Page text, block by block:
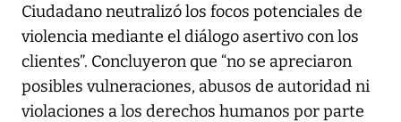
Ciudadano neutralizó los focos potenciales de
violencia mediante el diálogo asertivo con los
clientes”. Concluyeron que “no se apreciaron
posibles vulneraciones, abusos de autoridad ni
violaciones a los derechos humanos por parte